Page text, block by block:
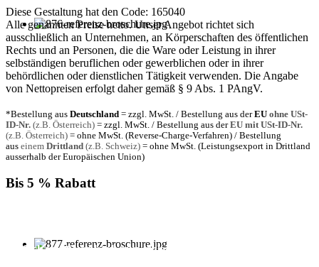
Diese Gestaltung hat den Code: 165040
Alle genannten Preise netto. Unser Angebot richtet sich
ausschließlich an Unternehmen, an Körperschaften des öffentlichen
Rechts und an Personen, die die Ware oder Leistung in ihrer
selbständigen beruflichen oder gewerblichen oder in ihrer
behördlichen oder dienstlichen Tätigkeit verwenden. Die Angabe
von Nettopreisen erfolgt daher gemäß § 9 Abs. 1 PAngV.
*Bestellung aus Deutschland = zzgl. MwSt. / Bestellung aus derEU ohne USt-
ID-Nr. (z.B. Österreich) = zzgl. MwSt. / Bestellung aus derEU mit USt-ID-Nr.
(z.B. Österreich) = ohne MwSt. (Reverse-Charge-Verfahren) / Bestellung
aus einem Drittland (z.B. Schweiz) = ohne MwSt. (Leistungsexport in Drittland
ausserhalb der Europäischen Union)
Bis 5 % Rabatt
Einfach im Warenkorb auswählen!